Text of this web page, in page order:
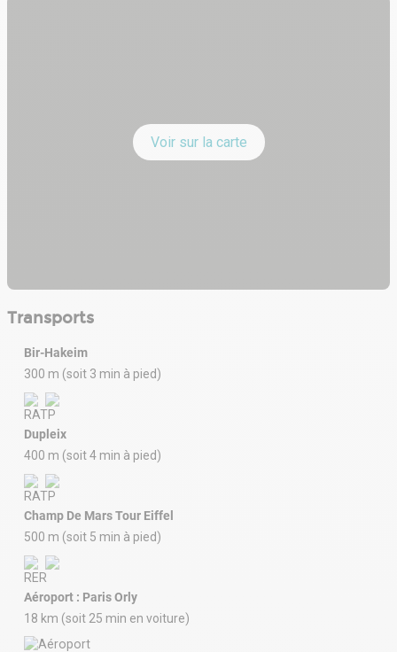
Voir sur la carte
Transports
Bir-Hakeim
300 m (soit 3 min à pied)
Dupleix
400 m (soit 4 min à pied)
Champ De Mars Tour Eiffel
500 m (soit 5 min à pied)
Aéroport : Paris Orly
18 km (soit 25 min en voiture)